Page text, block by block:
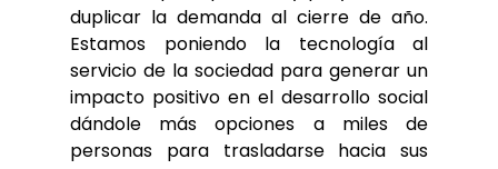
duplicar la demanda al cierre de año.
Estamos poniendo la tecnología al
servicio de la sociedad para generar un
impacto positivo en el desarrollo social
dándole más opciones a miles de
personas para trasladarse hacia sus